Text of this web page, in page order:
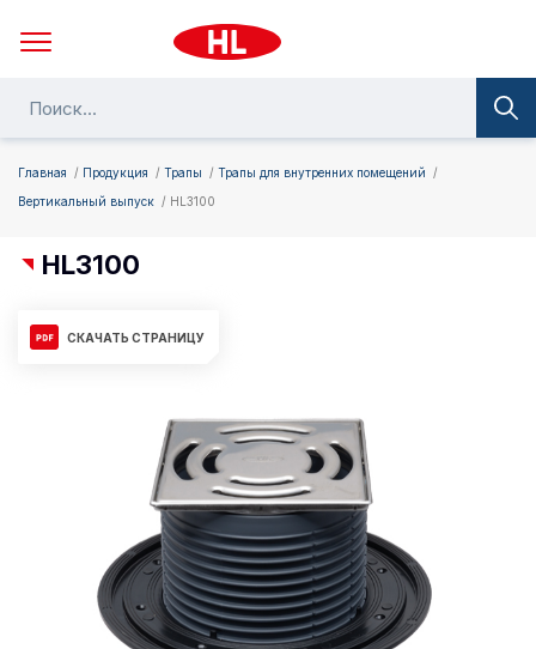
Главная Продукция Трапы
Трапы для внутренних помещений
Вертикальный выпуск
HL3100
HL3100
СКАЧАТЬ СТРАНИЦУ